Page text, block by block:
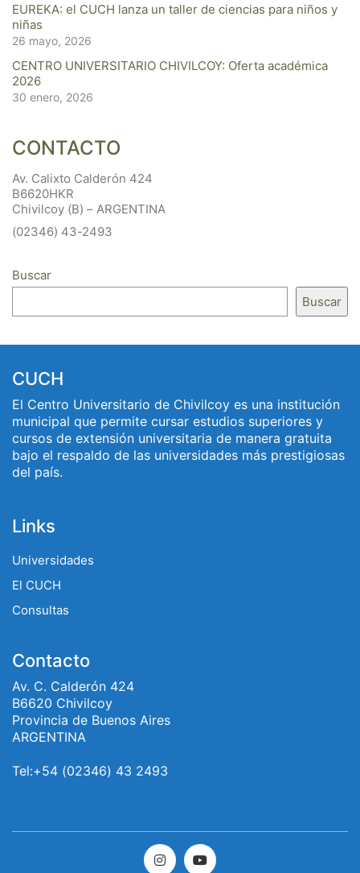
EUREKA: el CUCH lanza un taller de ciencias para niños y
niñas
26 mayo, 2026
CENTRO UNIVERSITARIO CHIVILCOY: Oferta académica
2026
30 enero, 2026
CONTACTO
Av. Calixto Calderón 424
B6620HKR
Chivilcoy (B) – ARGENTINA
(02346) 43-2493
Buscar
Buscar
CUCH
El Centro Universitario de Chivilcoy es una institución
municipal que permite cursar estudios superiores y
cursos de extensión universitaria de manera gratuita
bajo el respaldo de las universidades más prestigiosas
del país.
Links
Universidades
El CUCH
Consultas
Contacto
Av. C. Calderón 424
B6620 Chivilcoy
Provincia de Buenos Aires
ARGENTINA
Tel:+54 (02346) 43 2493